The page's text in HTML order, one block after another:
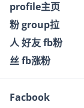
profile主页
粉 group拉
人 好友 fb粉
丝 fb涨粉
Facbook